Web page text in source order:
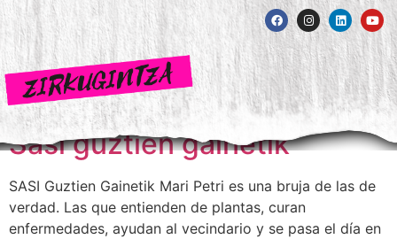
Sasi guztien gainetik
SASI Guztien Gainetik Mari Petri es una bruja de las de
verdad. Las que entienden de plantas, curan
enfermedades, ayudan al vecindario y se pasa el día en